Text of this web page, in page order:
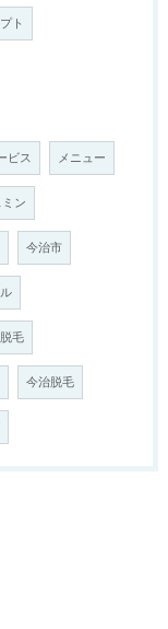
ト
ビス メニュー
ミン
今治市
毛
今治脱毛